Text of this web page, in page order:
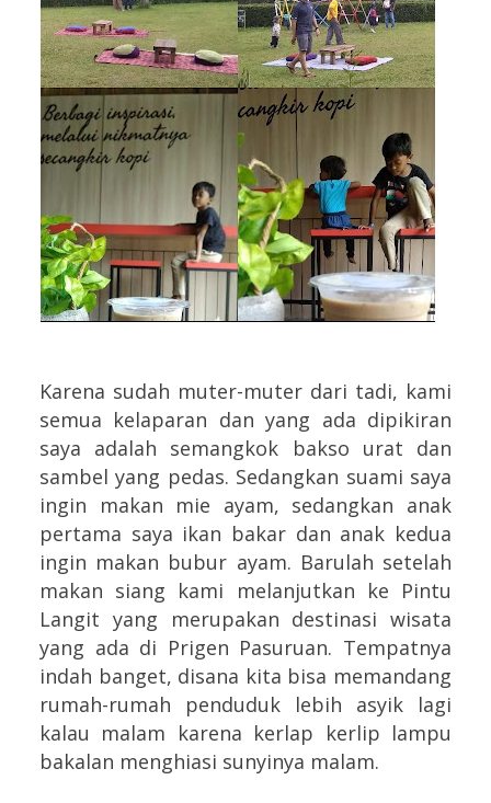
Karena sudah muter-muter dari tadi, kami
semua kelaparan dan yang ada dipikiran
saya adalah semangkok bakso urat dan
sambel yang pedas. Sedangkan suami saya
ingin makan mie ayam, sedangkan anak
pertama saya ikan bakar dan anak kedua
ingin makan bubur ayam. Barulah setelah
makan siang kami melanjutkan ke Pintu
Langit yang merupakan destinasi wisata
yang ada di Prigen Pasuruan. Tempatnya
indah banget, disana kita bisa memandang
rumah-rumah penduduk lebih asyik lagi
kalau malam karena kerlap kerlip lampu
bakalan menghiasi sunyinya malam.